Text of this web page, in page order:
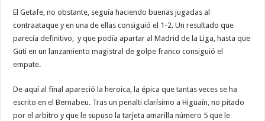
El Getafe, no obstante, seguía haciendo buenas jugadas al
contraataque y en una de ellas consiguió el 1-2. Un resultado que
parecía definitivo, y que podía apartar al Madrid de la Liga, hasta que
Guti en un lanzamiento magistral de golpe franco consiguió el
empate.
De aquí al final apareció la heroica, la épica que tantas veces se ha
escrito en el Bernabeu. Tras un penalti clarísimo a Higuaín, no pitado
por el arbitro y que le supuso la tarjeta amarilla número 5 que le